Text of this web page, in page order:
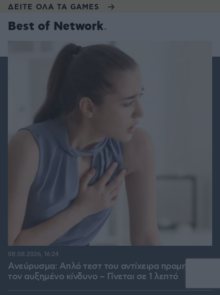
ΔΕΙΤΕ ΟΛΑ ΤΑ GAMES
Best of Network
Ανεύρυσμα: Απλό τεστ του αντίχειρα προμηνύει
τον αυξημένο κίνδυνο – Γίνεται σε 1 λεπτό
08.08.2026, 16:24